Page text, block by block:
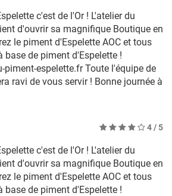
c'est de l'Or ! L'atelier du
d'ouvrir sa magnifique Boutique en
le piment d'Espelette AOC et tous
base de piment d'Espelette !
espelette.fr Toute l'équipe de
ravi de vous servir ! Bonne journée à
4/ 5
c'est de l'Or ! L'atelier du
d'ouvrir sa magnifique Boutique en
le piment d'Espelette AOC et tous
base de piment d'Espelette !